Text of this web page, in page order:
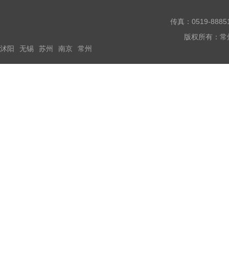
传真：0519-
版权所有：
沭阳
无锡 苏州 南京 常州